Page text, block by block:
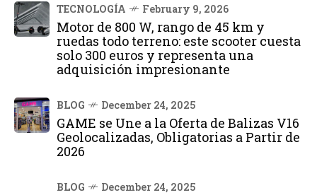
TECNOLOGÍA February 9, 2026
Motor de 800 W, rango de 45 km y
ruedas todo terreno: este scooter cuesta
solo 300 euros y representa una
adquisición impresionante
BLOG December 24, 2025
GAME se Une a la Oferta de Balizas V16
Geolocalizadas, Obligatorias a Partir de
2026
BLOG December 24, 2025